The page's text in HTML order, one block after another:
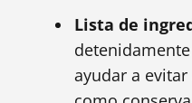
Lista de
ayudar a